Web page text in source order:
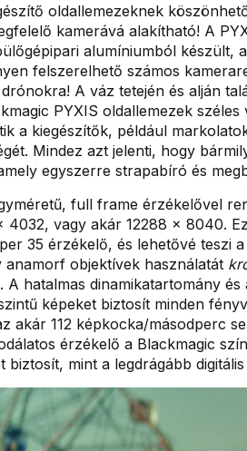
oldallemezeknek
kamerává alakítható! A
alumíniumból készült,
felszerelhető számos
A váz tetején és alján
PYXIS oldallemezek széles
a kiegészítők, például
Mindez azt jelenti, hogy
egyszerre strapabíró és
full frame érzékelővel
vagy akár 12288 x 8040.
35 érzékelő, és lehetővé teszi
anamorf objektívek használatát
A hatalmas dinamikatartomány
képeket biztosít minden
akár 112 képkocka/másodperc
érzékelő a Blackmagic
mint a legdrágább